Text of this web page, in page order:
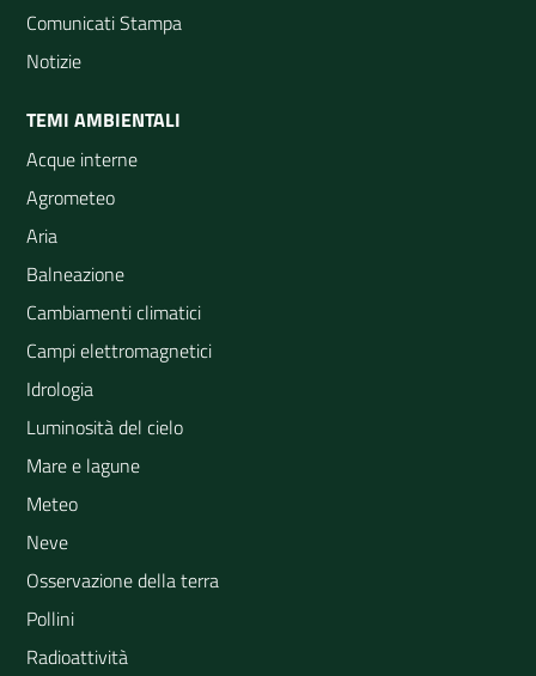
Comunicati Stampa
Notizie
TEMI AMBIENTALI
Acque interne
Agrometeo
Aria
Balneazione
Cambiamenti climatici
Campi elettromagnetici
Idrologia
Luminosità del cielo
Mare e lagune
Meteo
Neve
Osservazione della terra
Pollini
Radioattività